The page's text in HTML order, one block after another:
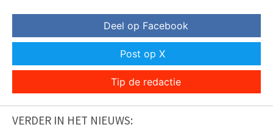
Deel op Facebook
Post op X
Tip de redactie
VERDER IN HET NIEUWS: